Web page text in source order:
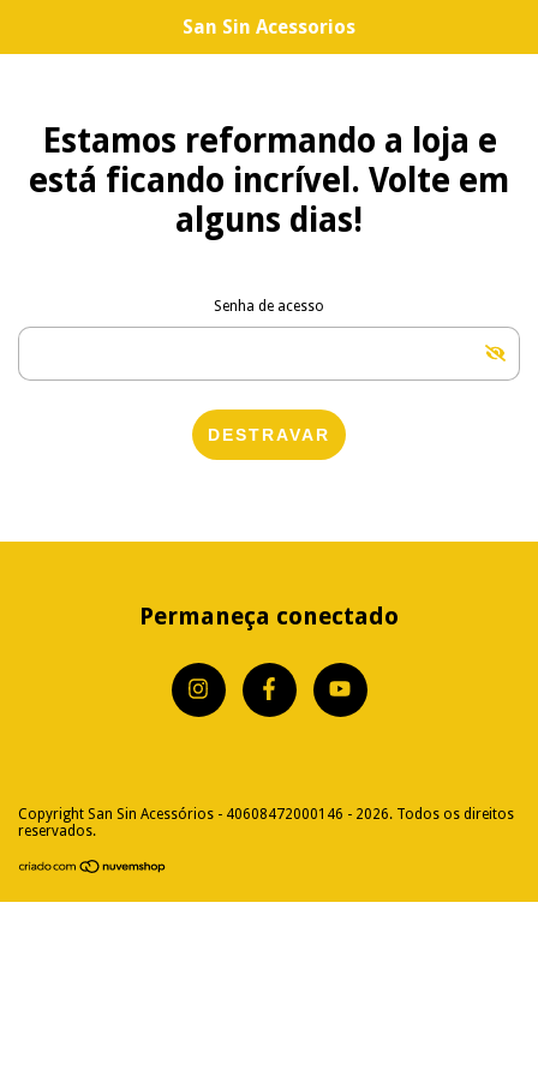
San Sin Acessorios
Estamos reformando a loja e
está ficando incrível. Volte em
alguns dias!
Senha de acesso
DESTRAVAR
Permaneça conectado
Copyright San Sin Acessórios - 40608472000146 - 2026. Todos os direitos
reservados.